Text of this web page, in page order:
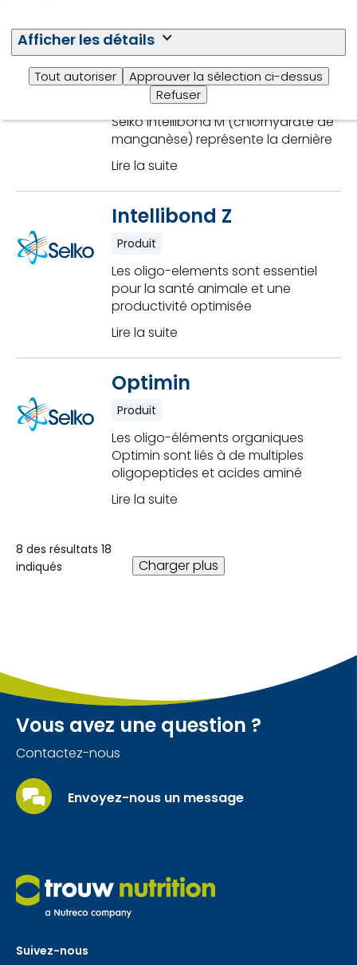
Afficher les détails
Tout autoriser
Approuver la sélection ci-dessus
Refuser
Intellibond M
Selko Intellibond M (chlorhydrate de
manganèse) représente la dernière
Lire la suite
Intellibond Z
Produit
Les oligo-elements sont essentiel
pour la santé animale et une
productivité optimisée
Lire la suite
Optimin
Produit
Les oligo-éléments organiques
Optimin sont liés à de multiples
oligopeptides et acides aminé
Lire la suite
8 des résultats 18
indiqués
Charger plus
Vous avez une question ?
Contactez-nous
Envoyez-nous un message
Suivez-nous